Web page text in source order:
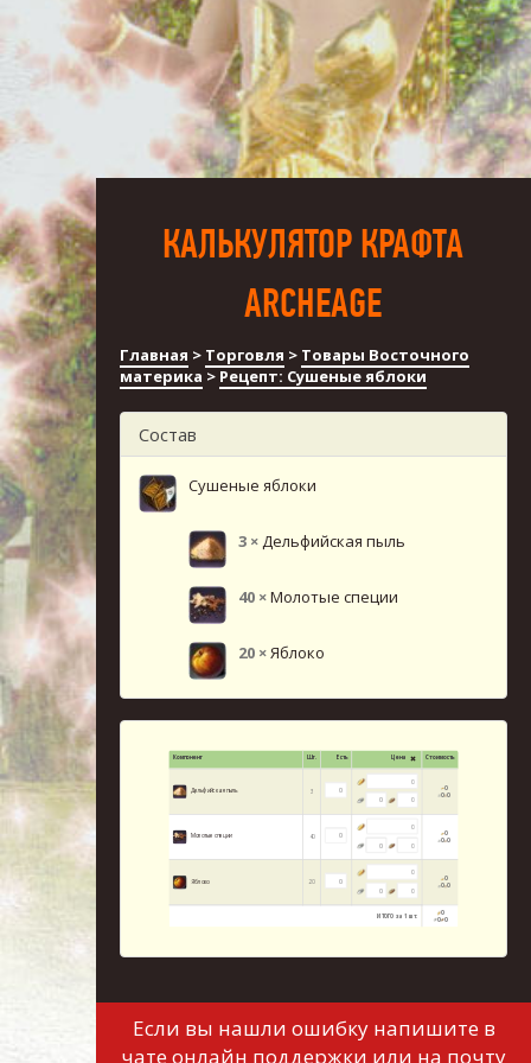
КАЛЬКУЛЯТОР КРАФТА
ARCHEAGE
Главная > Торговля > Товары Восточного
материка > Рецепт: Сушеные яблоки
Состав
Сушеные яблоки
3 ×Дельфийская пыль
40 ×Молотые специи
20 ×Яблоко
Если вы нашли ошибку напишите в
чате онлайн поддержки или на почту